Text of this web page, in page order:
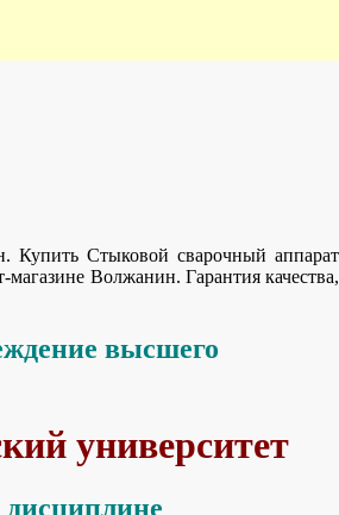
Стыковой сварочный аппарат
Волжанин. Гарантия качества,
высшего
университет